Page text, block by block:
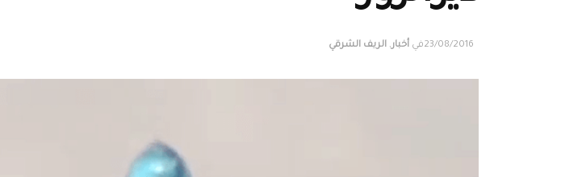
23/08/2016في أخبار, الريف الشرقي